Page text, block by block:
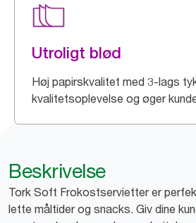
Utroligt blød
Høj papirskvalitet med 3-lags
kvalitetsoplevelse og øger
Beskrivelse
Tork Soft Frokostservietter er
lette måltider og snacks. Giv dine